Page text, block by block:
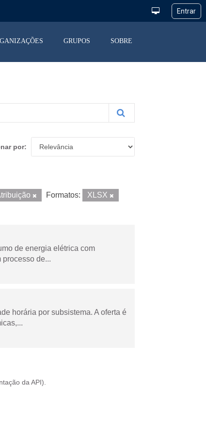
GRUPOS SOBRE
por
Formatos: XLSX
de energia elétrica com
de...
horária por subsistema. A oferta é
da API ).